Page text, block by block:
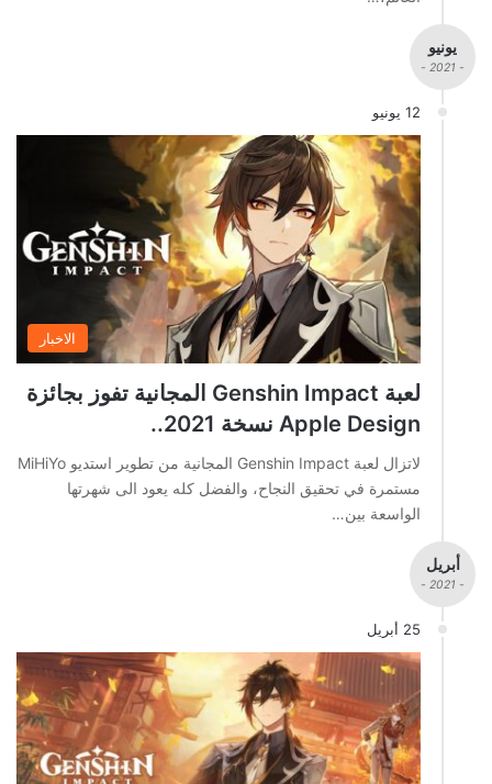
يونيو
- 2021 -
12 يونيو
الاخبار
لعبة Genshin Impact المجانية تفوز بجائزة
Apple Design نسخة 2021..
لاتزال لعبة Genshin Impact المجانية من تطوير استديو MiHiYo
مستمرة في تحقيق النجاح، والفضل كله يعود الى شهرتها
الواسعة بين…
أبريل
- 2021 -
25 أبريل